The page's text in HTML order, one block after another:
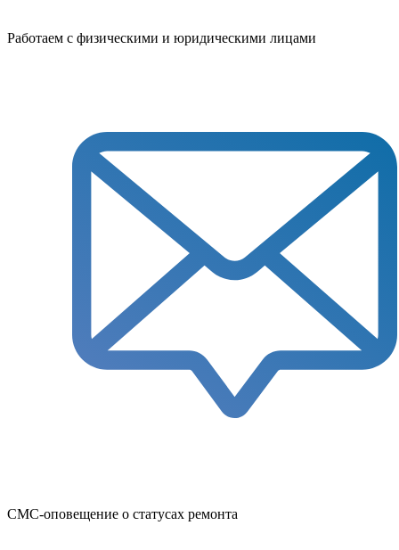
Работаем с физическими и юридическими лицами
СМС-оповещение о статусах ремонта